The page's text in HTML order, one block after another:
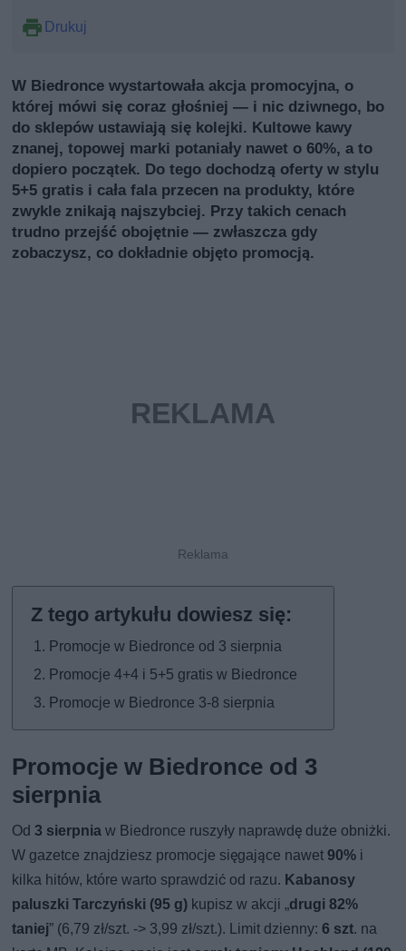
Drukuj
W Biedronce wystartowała akcja promocyjna, o
której mówi się coraz głośniej — i nic dziwnego, bo
do sklepów ustawiają się kolejki. Kultowe kawy
znanej, topowej marki potaniały nawet o 60%, a to
dopiero początek. Do tego dochodzą oferty w stylu
5+5 gratis i cała fala przecen na produkty, które
zwykle znikają najszybciej. Przy takich cenach
trudno przejść obojętnie — zwłaszcza gdy
zobaczysz, co dokładnie objęto promocją.
Promocje w Biedronce od 3 sierpnia
Promocje 4+4 i 5+5 gratis w Biedronce
Promocje w Biedronce 3-8 sierpnia
Promocje w Biedronce od 3
sierpnia
Od3 sierpnia w Biedronce ruszyły naprawdę duże obniżki.
W gazetce znajdziesz promocje sięgające nawet90% i
kilka hitów, które warto sprawdzić od razu. Kabanosy
paluszki Tarczyński (95 g) kupisz w akcji „drugi 82%
taniej” (6,79 zł/szt. -> 3,99 zł/szt.). Limit dzienny:6 szt. na